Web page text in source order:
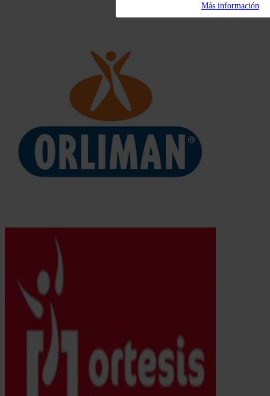
Más información